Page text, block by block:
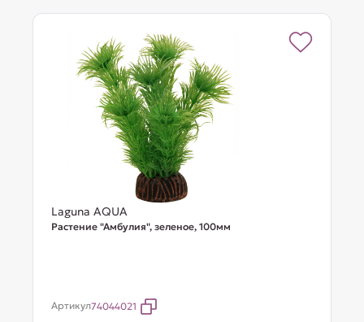
Laguna AQUA
Растение "Амбулия", зеленое, 100мм
Артикул74044021